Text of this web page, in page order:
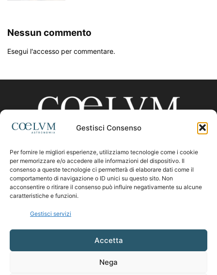
Gestisci Consenso
Per fornire le migliori esperienze, utilizziamo tecnologie come i cookie
per memorizzare e/o accedere alle informazioni del dispositivo. Il
consenso a queste tecnologie ci permetterà di elaborare dati come il
comportamento di navigazione o ID unici su questo sito. Non
acconsentire o ritirare il consenso può influire negativamente su alcune
caratteristiche e funzioni.
Gestisci servizi
Accetta
Nega
Nessun commento
Esegui l'accesso per commentare.
CHI SIAMO
Contattaci:coelumastro@coelum.com